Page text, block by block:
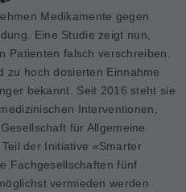
Medikamente gegen
Eine Studie zeigt nun,
Patienten falsch verschreiben.
zu hoch dosierten Einnahme
bekannt. Seit 2016 steht sie
Interventionen,
für Allgemeine
der Initiative «Smarter
Fachgesellschaften fünf
vermieden werden